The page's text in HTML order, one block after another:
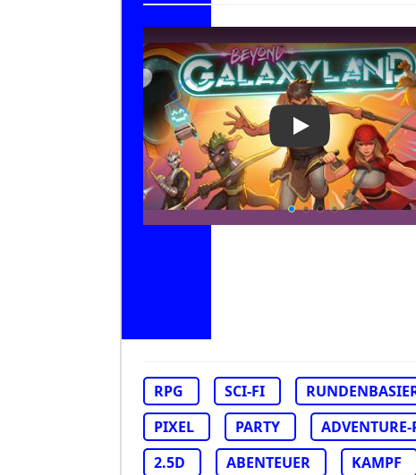
Play Video:
RPG SCI-FI
PIXEL
PARTY ADVENTURE-
2.5D
ABENTEUER KAMPF